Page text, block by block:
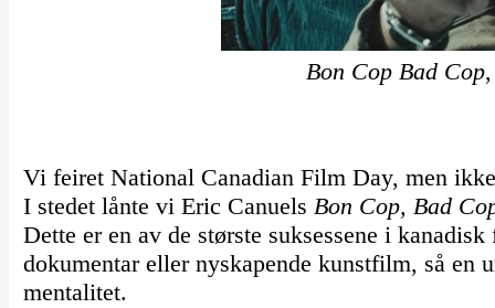
Bon Cop Bad Cop
Vi feiret National Canadian Film Day, men
I stedet lånte vi Eric Canuels Bon Cop, Bad
Dette er en av de største suksessene i
dokumentar eller nyskapende kunstfilm, så en
mentalitet.